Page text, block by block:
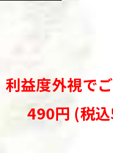
利益度外視でご
490円 (税